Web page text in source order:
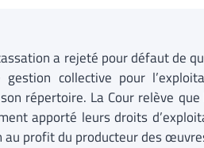
a rejeté pour défaut de
collective pour
répertoire. La Cour relève
apporté leurs droits
profit du producteur des